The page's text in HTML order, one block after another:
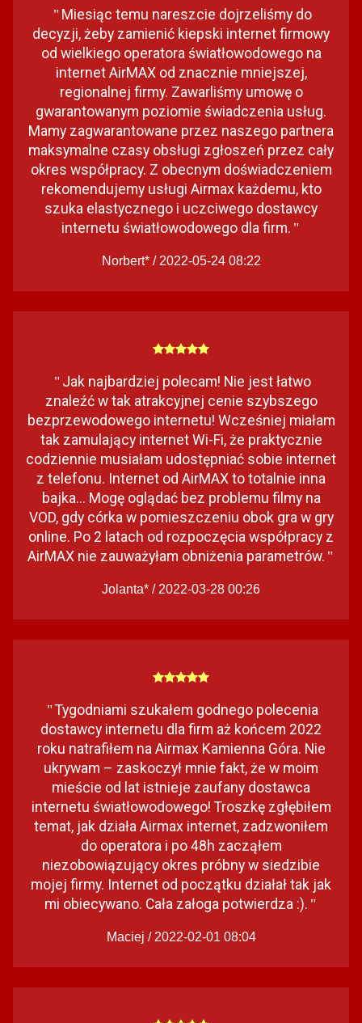
" Miesiąc temu nareszcie dojrzeliśmy do
decyzji, żeby zamienić kiepski internet firmowy
od wielkiego operatora światłowodowego na
internet AirMAX od znacznie mniejszej,
regionalnej firmy. Zawarliśmy umowę o
gwarantowanym poziomie świadczenia usług.
Mamy zagwarantowane przez naszego partnera
maksymalne czasy obsługi zgłoszeń przez cały
okres współpracy. Z obecnym doświadczeniem
rekomendujemy usługi Airmax każdemu, kto
szuka elastycznego i uczciwego dostawcy
internetu światłowodowego dla firm. "
Norbert* / 2022-05-24 08:22
" Jak najbardziej polecam! Nie jest łatwo
znaleźć w tak atrakcyjnej cenie szybszego
bezprzewodowego internetu! Wcześniej miałam
tak zamulający internet Wi-Fi, że praktycznie
codziennie musiałam udostępniać sobie internet
z telefonu. Internet od AirMAX to totalnie inna
bajka... Mogę oglądać bez problemu filmy na
VOD, gdy córka w pomieszczeniu obok gra w gry
online. Po 2 latach od rozpoczęcia współpracy z
AirMAX nie zauważyłam obniżenia parametrów. "
Jolanta* / 2022-03-28 00:26
"Tygodniami szukałem godnego polecenia
dostawcy internetu dla firm aż końcem 2022
roku natrafiłem na Airmax Kamienna Góra. Nie
ukrywam – zaskoczył mnie fakt, że w moim
mieście od lat istnieje zaufany dostawca
internetu światłowodowego! Troszkę zgłębiłem
temat, jak działa Airmax internet, zadzwoniłem
do operatora i po 48h zacząłem
niezobowiązujący okres próbny w siedzibie
mojej firmy. Internet od początku działał tak jak
mi obiecywano. Cała załoga potwierdza :). "
Maciej / 2022-02-01 08:04